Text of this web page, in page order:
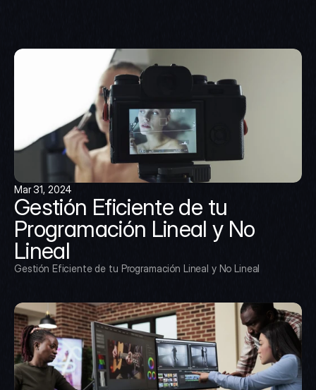
Mar 31, 2024
Gestión Eficiente de tu
Programación Lineal y No
Lineal
Gestión Eficiente de tu Programación Lineal y No Lineal